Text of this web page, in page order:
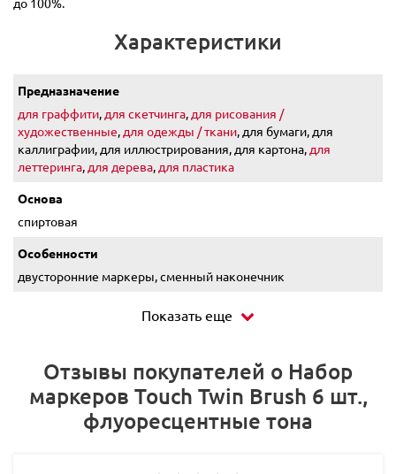
Характеристики
Предназначение
для граффити, для скетчинга, для рисования /
художественные, для одежды / ткани, для бумаги, для
каллиграфии, для иллюстрирования, для картона, для
леттеринга, для дерева, для пластика
Основа
спиртовая
Особенности
двусторонние маркеры, сменный наконечник
Показать еще
Отзывы покупателей о Набор
маркеров Touch Twin Brush 6 шт.,
флуоресцентные тона